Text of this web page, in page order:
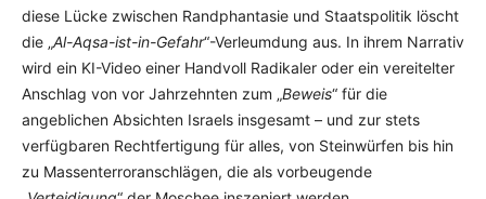
diese Lücke zwischen Randphantasie und Staatspolitik löscht
die „Al-Aqsa-ist-in-Gefahr“-Verleumdung aus. In ihrem Narrativ
wird ein KI-Video einer Handvoll Radikaler oder ein vereitelter
Anschlag von vor Jahrzehnten zum „Beweis“ für die
angeblichen Absichten Israels insgesamt – und zur stets
verfügbaren Rechtfertigung für alles, von Steinwürfen bis hin
zu Massenterroranschlägen, die als vorbeugende